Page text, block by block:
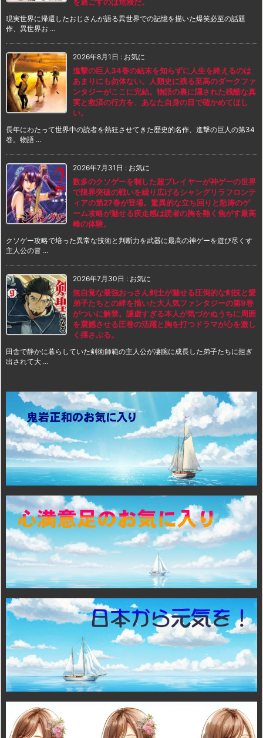
現実世界に帰還したおじさんが語る異世界での記憶を描いた爆笑必至の話題
作、異世界お ...
2026年8月1日 : お気に
進撃の巨人34巻の結末を知らずに人生を終えるのは
あまりにも勿体ない。人類史に残る至高のダークファ
ンタジーがここに完結。物語の裏に隠された残酷な真
実と救済の行方を、あなた自身の目で確かめてほし
い。
長年にわたって世界中の読者を熱狂させてきた歴史的名作、進撃の巨人の第34
巻。物語 ...
2026年7月31日 : お気に
数多のクソゲーを制した超プレイヤーが神ゲーの世界
で限界突破の戦いを繰り広げるシャングリラフロンテ
ィアの第27巻が登場。驚異的な立ち回りと怒涛のゲ
ーム攻略が魅せる疾走感は読者の胸を熱く焦がす最高
峰の体験。
クソゲー攻略で培った異常な技術と判断力を武器に最高の神ゲーを遊び尽くす
主人公の冒 ...
2026年7月30日 : お気に
無自覚な最強おっさん剣士が魅せる圧倒的な剣技と愛
弟子たちとの絆を描いた大人気ファンタジーの第9巻
がついに解禁。謙虚すぎる本人が気づかぬうちに周囲
を震撼させる圧巻の活躍と胸を打つドラマが心を激し
く揺さぶる。
田舎で静かに暮らしていた剣術師範の主人公が凄腕に成長した弟子たちに担ぎ
出されて大 ...